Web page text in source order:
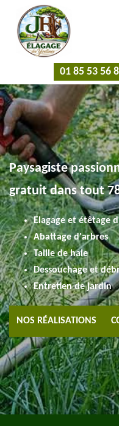
01 85 53 56
Paysagiste
gratuit dans tout
Elagage et étêtage
Abattage d'arbres
Taille de haie
Dessouchage et
Entretien de jardin
NOS RÉALISATIONS